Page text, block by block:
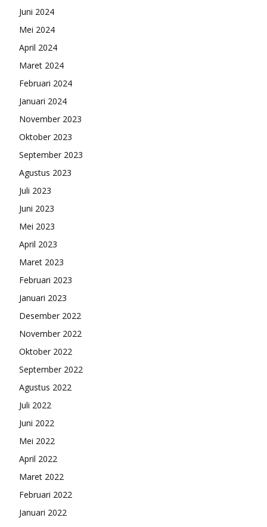
Juni 2024
Mei 2024
April 2024
Maret 2024
Februari 2024
Januari 2024
November 2023
Oktober 2023
September 2023
Agustus 2023
Juli 2023
Juni 2023
Mei 2023
April 2023
Maret 2023
Februari 2023
Januari 2023
Desember 2022
November 2022
Oktober 2022
September 2022
Agustus 2022
Juli 2022
Juni 2022
Mei 2022
April 2022
Maret 2022
Februari 2022
Januari 2022